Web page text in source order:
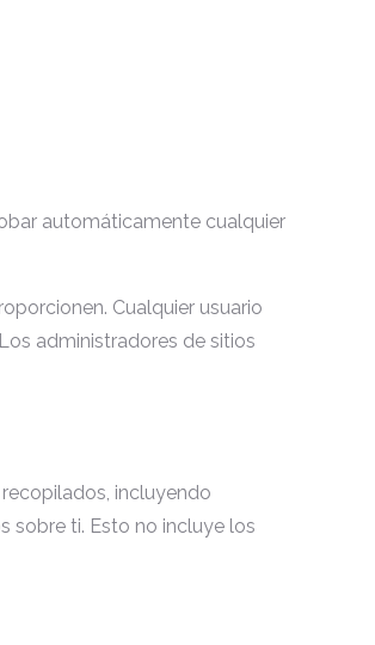
automáticamente cualquier
Cualquier usuario
administradores de sitios
incluyendo
sobre ti. Esto no incluye los